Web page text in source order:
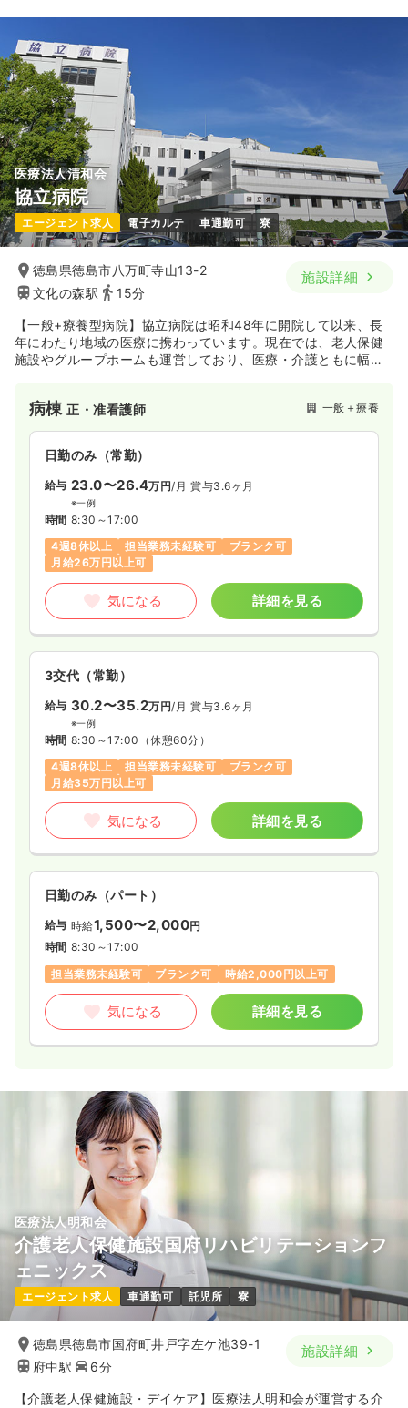
※一例
時間 8:30～17:30
日祝休み
4週8休以上
気になる 詳細を見る
医療法人清和会
協立病院
エージェント求人 電子カルテ 車通勤可 寮
徳島県徳島市八万町寺山13-2
文化の森駅
15分
施設詳細
【一般+療養型病院】協立病院は昭和48年に開院して以来、長
年にわたり地域の医療に携わっています。現在では、老人保健
施設やグループホームも運営しており、医療・介護ともに幅広
す。
病棟正・准看護師 一般＋療養
日勤のみ（常勤）
給与 23.0〜26.4万円/月 賞与3.6ヶ月
※一例
時間 8:30～17:00
4週8休以上
担当業務未経験可
ブランク可
月給26万円以上可
気になる 詳細を見る
3交代（常勤）
給与 30.2〜35.2万円/月 賞与3.6ヶ月
※一例
時間 8:30～17:00 （休憩60分）
4週8休以上
担当業務未経験可
ブランク可
月給35万円以上可
気になる 詳細を見る
日勤のみ（パート）
給与 時給1,500〜2,000円
時間 8:30～17:00
担当業務未経験可
ブランク可 時給2,000円以上可
気になる 詳細を見る
医療法人明和会
介護老人保健施設国府リハビリテーションフ
ェニックス
エージェント求人 車通勤可 託児所 寮
徳島県徳島市国府町井戸字左ケ池39-1
府中駅
6分
施設詳細
【介護老人保健施設・デイケア】医療法人明和会が運営する介